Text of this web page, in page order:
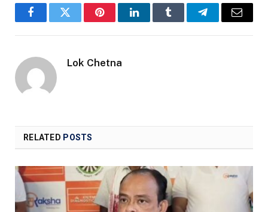
FacebookTwitter PinterestLinkedInTumblr TelegramEmail
Lok Chetna
RELATED POSTS